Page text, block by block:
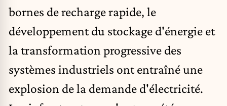
bornes de recharge rapide, le
développement du stockage d'énergie et
la transformation progressive des
systèmes industriels ont entraîné une
explosion de la demande d'électricité.